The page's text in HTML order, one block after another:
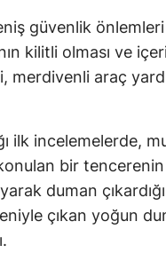
güvenlik önlemleri
kilitli olması ve
merdivenli araç
ilk incelemelerde,
bir
duman
çıkan yoğun